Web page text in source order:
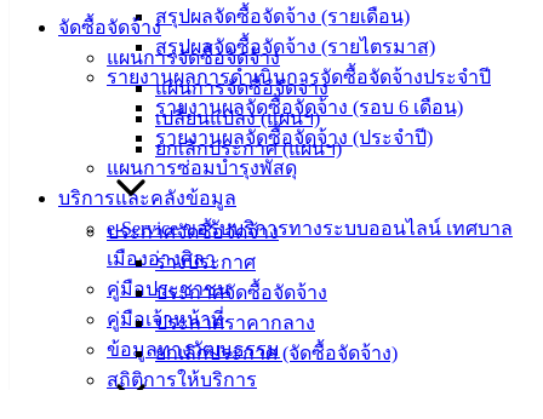
สรุปผลจัดซื้อจัดจ้าง (รายเดือน)
สรุปผลจัดซื้อจัดจ้าง (รายไตรมาส)
รายงานผลการดำเนินการจัดซื้อจัดจ้างประจำปี
รายงานผลจัดซื้อจัดจ้าง (รอบ 6 เดือน)
รายงานผลจัดซื้อจัดจ้าง (ประจำปี)
แผนการซ่อมบำรุงพัสดุ
บริการและคลังข้อมูล
e-Service ขอรับบริการทางระบบออนไลน์ เทศบาล
เมืองอ่างศิลา
คู่มือประชาชน
คู่มือเจ้าหน้าที่
ข้อมูลทางวัฒนธรรม
สถิติการให้บริการ
จัดซื้อจัดจ้าง
แผนการจัดซื้อจัดจ้าง
แผนการจัดซื้อจัดจ้าง
เปลี่ยนแปลง (แผนฯ)
ยกเลิกประกาศ (แผนฯ)
ประกาศจัดซื้อจัดจ้าง
ร่างประกาศ
ประกาศจัดซื้อจัดจ้าง
ประกาศราคากลาง
ยกเลิกประกาศ (จัดซื้อจัดจ้าง)
และ
หัวหน้า
ส่วน
เทศบาล
สงวนลิขสิทธิ์ © 2563 เทศบาลเมืองอ่างศิลา จังหวัดชลบุรี |
angsilacity.go.th | Powered byBuuscript